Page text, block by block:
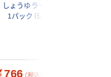
しょうゆラーメ
1パック（5食入）
766